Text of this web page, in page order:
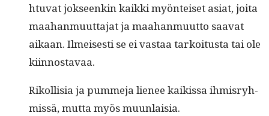
htu­vat jok­seenkin kaik­ki myön­teiset asi­at, joi­ta
maa­han­muut­ta­jat ja maa­han­muut­to saa­vat
aikaan. Ilmeis­es­ti se ei vas­taa tarkoi­tus­ta tai ole
kiinnostavaa.
Rikol­lisia ja pum­me­ja lie­nee kaikissa ihmis­ryh­
mis­sä, mut­ta myös muunlaisia.